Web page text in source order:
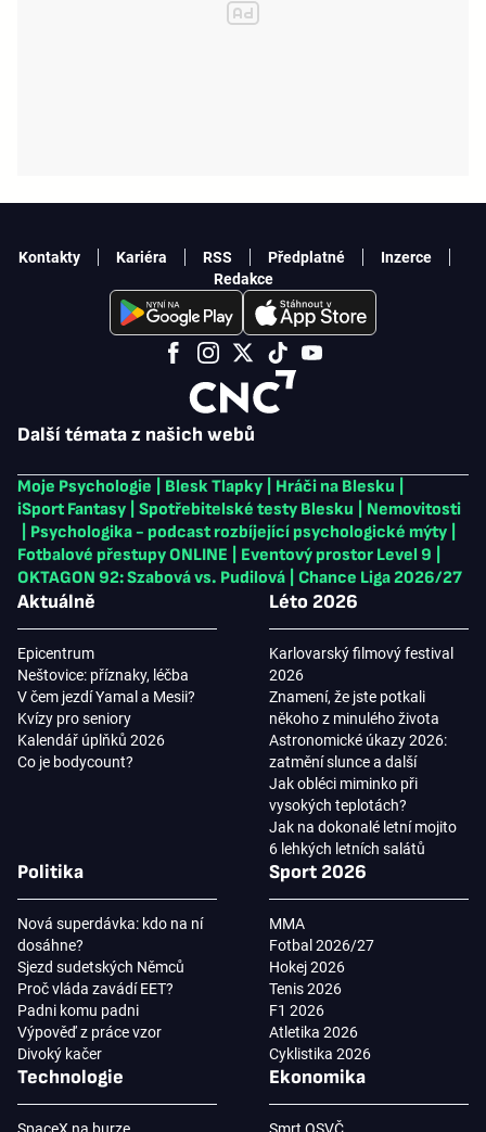
Další témata z našich webů
Moje Psychologie Blesk Tlapky Hráči na Blesku
iSport Fantasy
Spotřebitelské testy Blesku
Nemovitosti
Psychologika - podcast rozbíjející psychologické mýty
Fotbalové přestupy ONLINE
Eventový prostor Level 9
OKTAGON 92: Szabová vs. Pudilová
Chance Liga 2026/27
Aktuálně
Epicentrum
Neštovice: příznaky, léčba
V čem jezdí Yamal a Mesii?
Kvízy pro seniory
Kalendář úplňků 2026
Co je bodycount?
Léto 2026
Karlovarský filmový festival
2026
Znamení, že jste potkali
někoho z minulého života
Astronomické úkazy 2026:
zatmění slunce a další
Jak obléci miminko při
vysokých teplotách?
Jak na dokonalé letní mojito
6 lehkých letních salátů
Politika
Nová superdávka: kdo na ní
dosáhne?
Sjezd sudetských Němců
Proč vláda zavádí EET?
Padni komu padni
Výpověď z práce vzor
Divoký kačer
Sport 2026
MMA
Fotbal 2026/27
Hokej 2026
Tenis 2026
F1 2026
Atletika 2026
Cyklistika 2026
Technologie Ekonomika
Kontakty Kariéra RSS Předplatné
Inzerce
Redakce